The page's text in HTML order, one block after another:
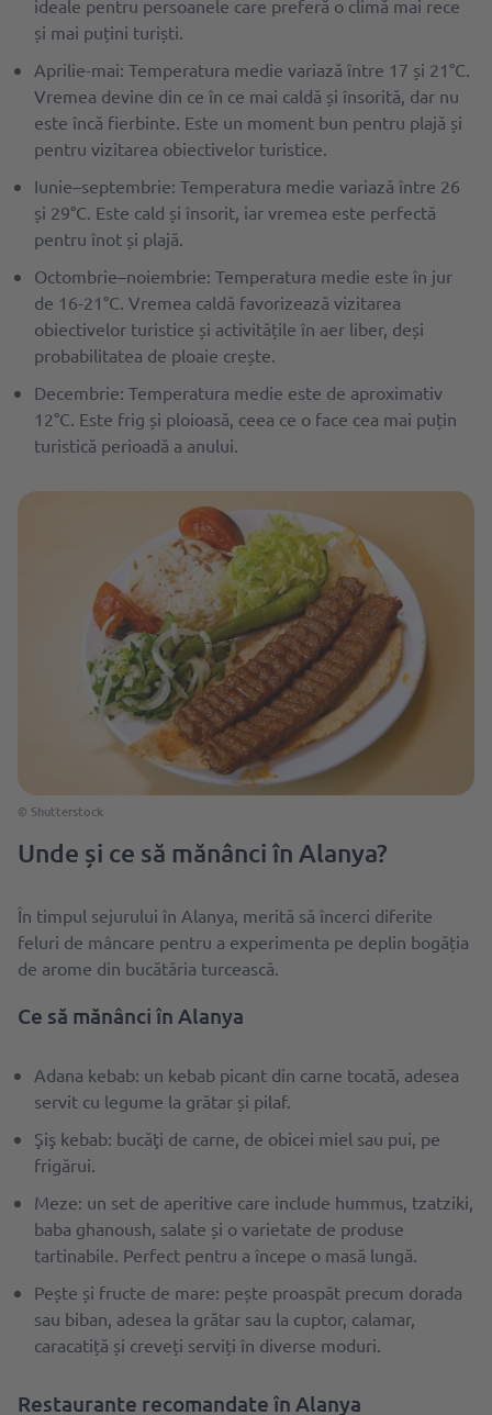
ideale pentru persoanele care preferă o climă mai rece
și mai puțini turiști.
Aprilie-mai: Temperatura medie variază între 17 și 21°C.
Vremea devine din ce în ce mai caldă și însorită, dar nu
este încă fierbinte. Este un moment bun pentru plajă și
pentru vizitarea obiectivelor turistice.
Iunie–septembrie: Temperatura medie variază între 26
și 29°C. Este cald și însorit, iar vremea este perfectă
pentru înot și plajă.
Octombrie–noiembrie: Temperatura medie este în jur
de 16-21°C. Vremea caldă favorizează vizitarea
obiectivelor turistice și activitățile în aer liber, deși
probabilitatea de ploaie crește.
Decembrie: Temperatura medie este de aproximativ
12°C. Este frig și ploioasă, ceea ce o face cea mai puțin
turistică perioadă a anului.
© Shutterstock
Unde și ce să mănânci în Alanya?
În timpul sejurului în Alanya, merită să încerci diferite
feluri de mâncare pentru a experimenta pe deplin bogăția
de arome din bucătăria turcească.
Ce să mănânci în Alanya
Adana kebab: un kebab picant din carne tocată, adesea
servit cu legume la grătar și pilaf.
Şiş kebab: bucăţi de carne, de obicei miel sau pui, pe
frigărui.
Meze: un set de aperitive care include hummus, tzatziki,
baba ghanoush, salate și o varietate de produse
tartinabile. Perfect pentru a începe o masă lungă.
Pește și fructe de mare: pește proaspăt precum dorada
sau biban, adesea la grătar sau la cuptor, calamar,
caracatiță și creveți serviți în diverse moduri.
Restaurante recomandate în Alanya